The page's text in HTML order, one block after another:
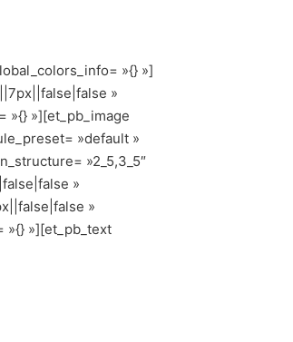
»{} »]
»
»{} »][et_pb_image
»default »
»2_5,3_5″
»
»
»{} »][et_pb_text